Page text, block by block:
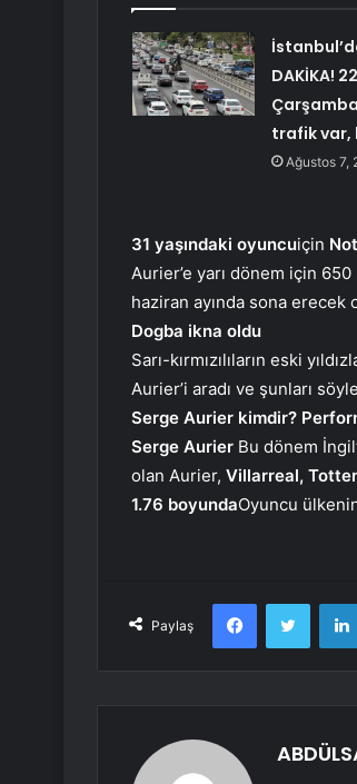
DAKİKA!
trafik var,
Ağustos 7,
31 yaşındaki oyuncuiçin
Aurier’e yarı dönem için
haziran ayında sona erecek
Dogba ikna oldu
Sarı-kırmızılıların eski
Aurier’i aradı ve şunları
Serge Aurier kimdir?
Serge Aurier Bu dönem
olan Aurier, Villarreal,
1.76 boyundaOyuncu
Paylaş
FacebookTwitter